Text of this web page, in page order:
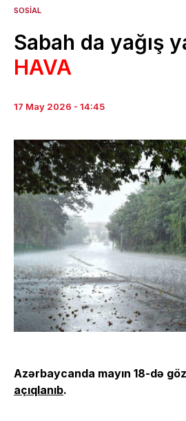
SOSIAL
Sabah da yağış
HAVA
17 May 2026 - 14:45
Azərbaycanda mayın 18-də
açıqlanıb.